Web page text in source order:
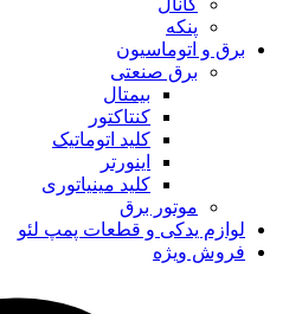
کانال
پنکه
برق و اتوماسیون
برق صنعتی
بیمتال
کنتاکتور
کلید اتوماتیک
اینورتر
کلید مینیاتوری
موتور برق
لوازم یدکی و قطعات پمپ لئو
فروش ویژه